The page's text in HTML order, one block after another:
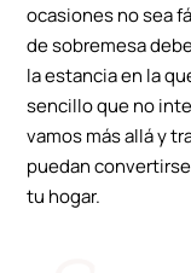
ocasiones no sea
de sobremesa
la estancia en la
sencillo que no
vamos más allá y
puedan
tu hogar.